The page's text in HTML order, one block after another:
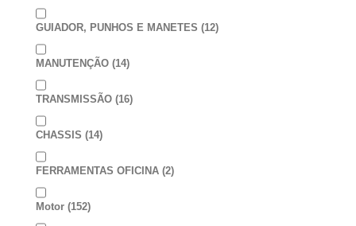
GUIADOR, PUNHOS E MANETES (12)
MANUTENÇÃO (14)
TRANSMISSÃO (16)
CHASSIS (14)
FERRAMENTAS OFICINA (2)
Motor (152)